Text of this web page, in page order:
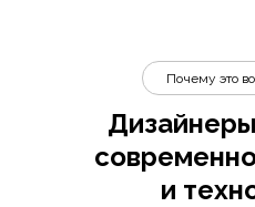
и
Почему это